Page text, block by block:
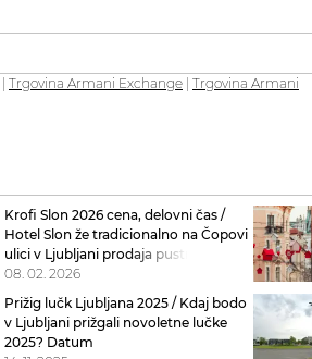
Trgovina Armani Exchange Trgovina Armani
Krofi Slon 2026 cena, delovni čas /
Hotel Slon že tradicionalno na Čopovi
ulici v Ljubljani prodaja pustne
slonove krofe
08. 02. 2026
Prižig lučk Ljubljana 2025 / Kdaj bodo
v Ljubljani prižgali novoletne lučke
2025? Datum